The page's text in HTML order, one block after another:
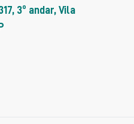
3º andar, Vila